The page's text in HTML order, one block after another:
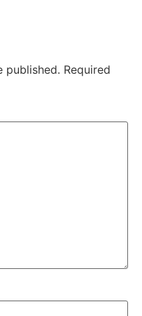
published. Required